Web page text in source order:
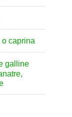
caprina
galline